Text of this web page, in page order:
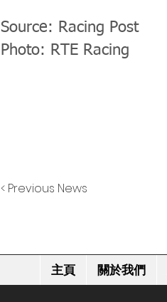
Source: Racing Post
Photo: RTE Racing
< Previous News
主頁 關於我們